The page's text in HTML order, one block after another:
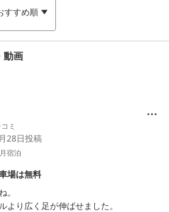
すすめ順
動画
ミ
28日投稿
宿泊
場は無料
。
より広く足が伸ばせました。